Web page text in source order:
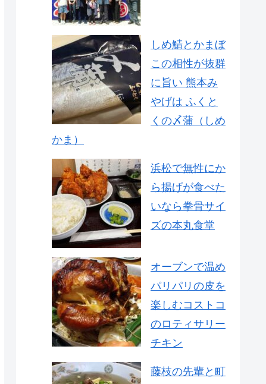
しめ鯖とかまぼ
この相性が抜群
に旨い 熊本み
やげは ふくと
くの〆蒲（しめ
かま）
浜松で無性にか
ら揚げが食べた
いなら拳骨サイ
ズの本丸食堂
オーブンで温め
パリパリの皮を
楽しむコストコ
のロティサリー
チキン
藤枝の先輩と町